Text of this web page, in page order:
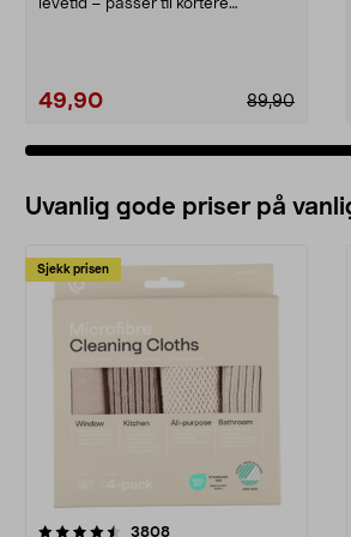
levetid – passer til kortere
49,90 89,90
Uvanlig gode priser på
Sjekk prisen
3808anmeldelser
4.5av 5 stjerner